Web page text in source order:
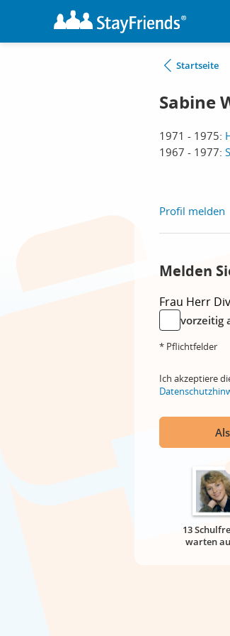
Startseite
Sabine
1971 - 1975:
1967 - 1977:
Profil melden
Melden
Frau Herr
vorzeitig
* Pflichtfelder
Ich akzeptiere
13
warten